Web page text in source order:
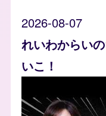
2026-08-07
れいわからい
いこ！